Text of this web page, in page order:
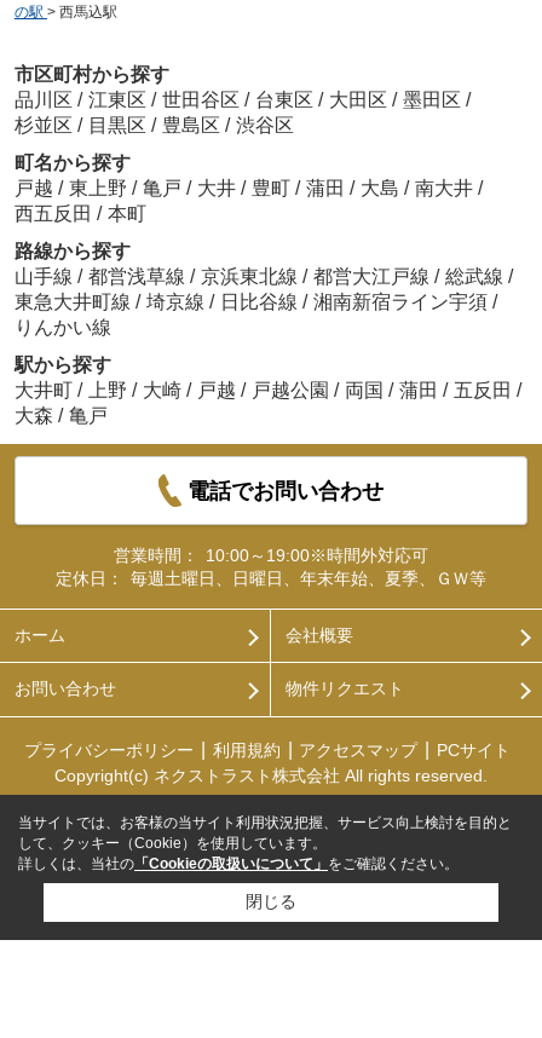
の駅 > 西馬込駅
市区町村から探す
品川区 / 江東区 / 世田谷区 / 台東区 / 大田区 / 墨田区 /
杉並区 / 目黒区 / 豊島区 / 渋谷区
町名から探す
戸越 / 東上野 / 亀戸 / 大井 / 豊町 / 蒲田 / 大島 / 南大井 /
西五反田 / 本町
路線から探す
山手線 / 都営浅草線 / 京浜東北線 / 都営大江戸線 / 総武線 /
東急大井町線 / 埼京線 / 日比谷線 / 湘南新宿ライン宇須 /
りんかい線
駅から探す
大井町 / 上野 / 大崎 / 戸越 / 戸越公園 / 両国 / 蒲田 / 五反田 /
大森 / 亀戸
電話でお問い合わせ
営業時間：
10:00～19:00※時間外対応可
定休日：
毎週土曜日、日曜日、年末年始、夏季、ＧＷ等
ホーム 会社概要
お問い合わせ 物件リクエスト
プライバシーポリシー 利用規約 アクセスマップ
PCサイト
Copyright(c) ネクストラスト株式会社 All rights reserved.
当サイトでは、お客様の当サイト利用状況把握、サービス向上検討を目的と
して、クッキー（Cookie）を使用しています。
詳しくは、当社の 「Cookieの取扱いについて」 をご確認ください。
閉じる